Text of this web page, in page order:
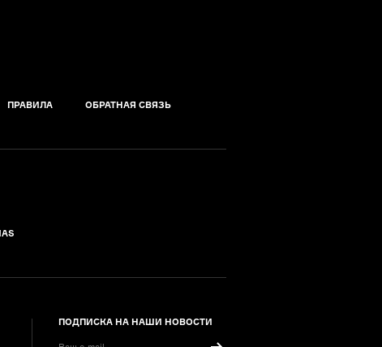
ПРАВИЛА ОБРАТНАЯ СВЯЗЬ
ПОДПИСКА НА НАШИ НОВОСТИ